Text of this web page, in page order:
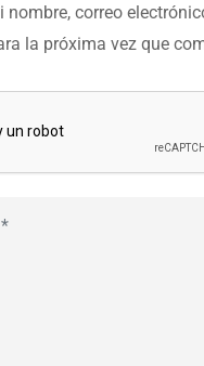
nombre, correo
la próxima vez que